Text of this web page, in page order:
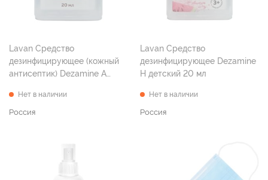
Lavan Средство
дезинфицирующее (кожный
антисептик) Dezamine A
Нет в наличии
Россия
Lavan Средство
дезинфицирующее Dezamine
H детский 20 мл
Нет в наличии
Россия